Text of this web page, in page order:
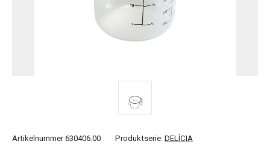
Artikelnummer 630406.00 Produktserie: DELÍCIA